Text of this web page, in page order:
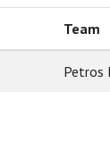
Team
Petros